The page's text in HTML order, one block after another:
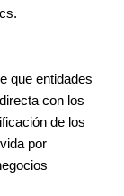
que entidades
con los
de los
por